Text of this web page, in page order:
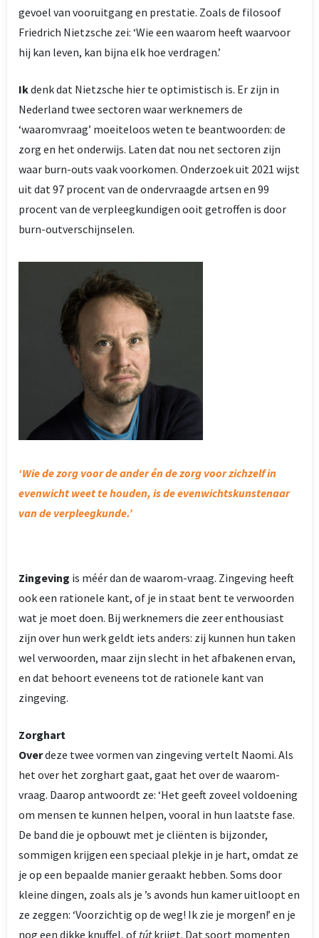
gevoel van vooruitgang en prestatie. Zoals de filosoof
Friedrich Nietzsche zei: ‘Wie een waarom heeft waarvoor
hij kan leven, kan bijna elk hoe verdragen.’
Ikdenk dat Nietzsche hier te optimistisch is. Er zijn in
Nederland twee sectoren waar werknemers de
‘waaromvraag’ moeiteloos weten te beantwoorden: de
zorg en het onderwijs. Laten dat nou net sectoren zijn
waar burn-outs vaak voorkomen. Onderzoek uit 2021 wijst
uit dat 97 procent van de ondervraagde artsen en 99
procent van de verpleegkundigen ooit getroffen is door
burn-outverschijnselen.
‘Wie de zorg voor de ander én de zorg voor zichzelf in
evenwicht weet te houden, is de evenwichtskunstenaar
van de verpleegkunde.’
Zingeving is méér dan de waarom-vraag. Zingeving heeft
ook een rationele kant, of je in staat bent te verwoorden
wat je moet doen. Bij werknemers die zeer enthousiast
zijn over hun werk geldt iets anders: zij kunnen hun taken
wel verwoorden, maar zijn slecht in het afbakenen ervan,
en dat behoort eveneens tot de rationele kant van
zingeving.
Zorghart
Overdeze twee vormen van zingeving vertelt Naomi. Als
het over het zorghart gaat, gaat het over de waarom-
vraag. Daarop antwoordt ze: ‘Het geeft zoveel voldoening
om mensen te kunnen helpen, vooral in hun laatste fase.
De band die je opbouwt met je cliënten is bijzonder,
sommigen krijgen een speciaal plekje in je hart, omdat ze
je op een bepaalde manier geraakt hebben. Soms door
kleine dingen, zoals als je ’s avonds hun kamer uitloopt en
ze zeggen: ‘Voorzichtig op de weg! Ik zie je morgen!’ en je
nog een dikke knuffel, of tútkrijgt. Dat soort momenten